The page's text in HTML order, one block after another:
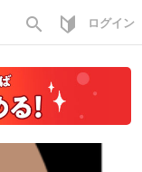
search ログイン